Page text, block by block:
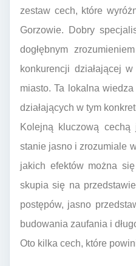
zestaw cech, które
Gorzowie. Dobry
dogłębnym
konkurencji działającej
miasto. Ta lokalna
działających w tym
Kolejną kluczową
stanie jasno i zrozumiale
jakich efektów można
skupia się na
postępów, jasno
budowania zaufania i
Oto kilka cech, które